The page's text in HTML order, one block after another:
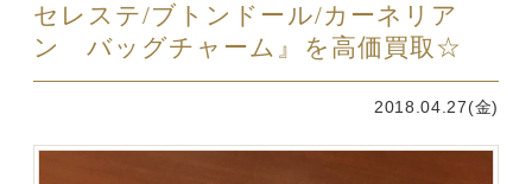
セレステ/ブトンドール/カーネリア
ン バッグチャーム』を高価買取☆
2018.04.27(金)